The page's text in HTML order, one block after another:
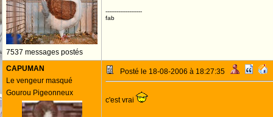
7537 messages postés
--------------------
fab
CAPUMAN
Le vengeur masqué
Gourou Pigeonneux
Posté le 18-08-2006 à 18:27:35
c'est vrai